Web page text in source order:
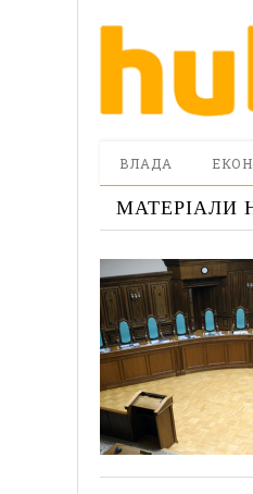
ВЛАДА
МАТЕРІАЛИ